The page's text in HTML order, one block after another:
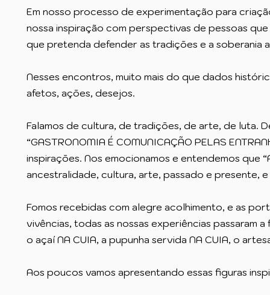
Em nosso processo de experimentação para
nossa inspiração com perspectivas de pessoas
que pretenda defender as tradições e a soberania
Nesses encontros, muito mais do que dados
afetos, ações, desejos.
Falamos de cultura, de tradições, de arte, de luta.
“GASTRONOMIA É COMUNICAÇÃO PELAS
inspirações. Nos emocionamos e entendemos que
ancestralidade, cultura, arte, passado e presente,
Fomos recebidas com alegre acolhimento, e as
vivências, todas as nossas experiências passaram
o açaí NA CUIA, a pupunha servida NA CUIA, o
Aos poucos vamos apresentando essas figuras